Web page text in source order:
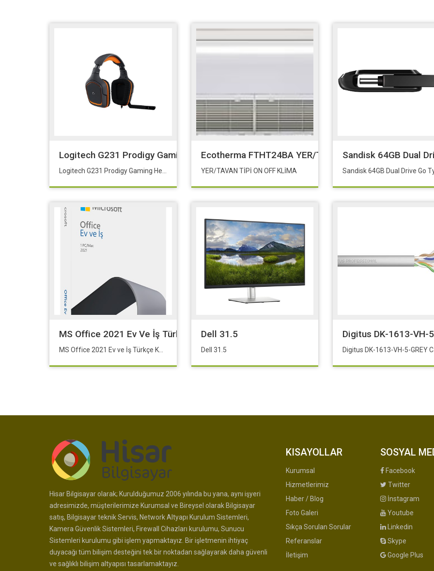
Logitech G231 Prodigy Gaming Headset 981-000627Ecotherma FTHT24BA YER/TAVAN TİPİ ON OFF KLİMA
YER/TAVAN TİPİ ON OFF KLİMA
Sandisk 64GB Dual
MS Office 2021 Ev Ve İş Türkçe Kutu T5D-03555
Dell 31.5
Dell 31.5
Digitus DK-1613-VH-
Hisar Bilgisayar olarak; Kurulduğumuz 2006 yılında bu yana, aynı işyeri
adresimizde, müşterilerimize Kurumsal ve Bireysel olarak Bilgisayar
satış, Bilgisayar teknik Servis, Network Altyapı Kurulum Sistemleri,
Kamera Güvenlik Sistemleri, Firewall Cihazları kurulumu, Sunucu
Sistemleri kurulumu gibi işlem yapmaktayız. Bir işletmenin ihtiyaç
duyacağı tüm bilişim desteğini tek bir noktadan sağlayarak daha güvenli
ve sağlıklı bilişim altyapısı tasarlamaktayız.
KISAYOLLAR
Kurumsal
Hizmetlerimiz
Haber / Blog
Foto Galeri
Sıkça Sorulan Sorular
Referanslar
İletişim
SOSYAL
Facebook
Twitter
İnstagram
Youtube
Linkedin
Skype
Google Plus